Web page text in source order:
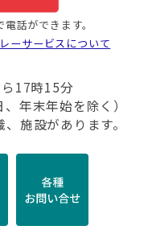
話ができます。
ーサービスについて
17時15分
年末年始を除く）
施設があります。